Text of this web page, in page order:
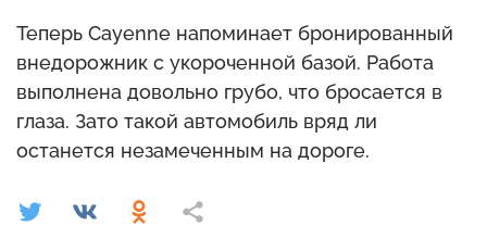
Теперь Cayenne напоминает бронированный
внедорожник с укороченной базой. Работа
выполнена довольно грубо, что бросается в
глаза. Зато такой автомобиль вряд ли
останется незамеченным на дороге.